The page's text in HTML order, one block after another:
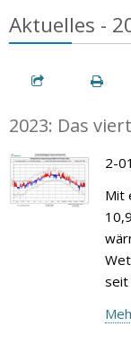
Aktuelles -
2023: Das
2-
Mit
seit